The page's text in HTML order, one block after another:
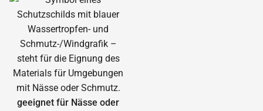
geeignet für Nässe oder